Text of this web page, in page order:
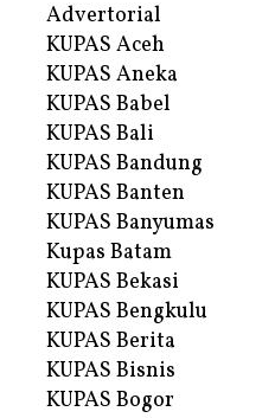
Advertorial
KUPAS Aceh
KUPAS Aneka
KUPAS Babel
KUPAS Bali
KUPAS Bandung
KUPAS Banten
KUPAS Banyumas
Kupas Batam
KUPAS Bekasi
KUPAS Bengkulu
KUPAS Berita
KUPAS Bisnis
KUPAS Bogor